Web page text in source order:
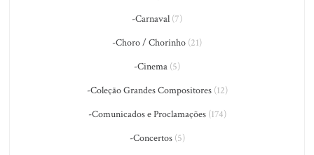
-Carnaval (7)
-Choro / Chorinho (21)
-Cinema (5)
-Coleção Grandes Compositores(12)
-Comunicados e Proclamações(174)
-Concertos(5)